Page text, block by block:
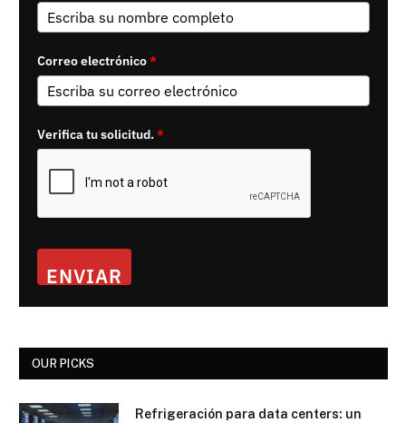
Correo electrónico*
Verifica tu solicitud.*
ENVIAR
OUR PICKS
Refrigeración para data centers: un